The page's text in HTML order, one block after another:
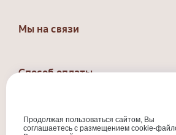
Мы на связи
Способ оплаты
Индивидуальный предприниматель
Валерьевна
ИНН:301710573800
Продолжая пользоваться сайтом, Вы
соглашаетесь с размещением cookie-